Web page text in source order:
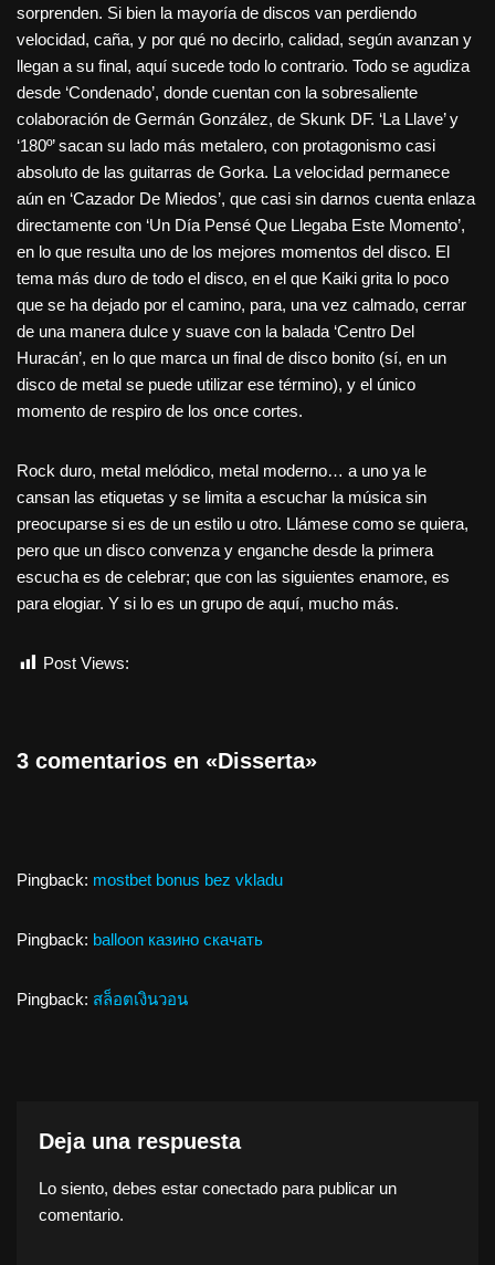
sorprenden. Si bien la mayoría de discos van perdiendo
velocidad, caña, y por qué no decirlo, calidad, según avanzan y
llegan a su final, aquí sucede todo lo contrario. Todo se agudiza
desde ‘Condenado’, donde cuentan con la sobresaliente
colaboración de Germán González, de Skunk DF. ‘La Llave’ y
‘180º’ sacan su lado más metalero, con protagonismo casi
absoluto de las guitarras de Gorka. La velocidad permanece
aún en ‘Cazador De Miedos’, que casi sin darnos cuenta enlaza
directamente con ‘Un Día Pensé Que Llegaba Este Momento’,
en lo que resulta uno de los mejores momentos del disco. El
tema más duro de todo el disco, en el que Kaiki grita lo poco
que se ha dejado por el camino, para, una vez calmado, cerrar
de una manera dulce y suave con la balada ‘Centro Del
Huracán’, en lo que marca un final de disco bonito (sí, en un
disco de metal se puede utilizar ese término), y el único
momento de respiro de los once cortes.
Rock duro, metal melódico, metal moderno… a uno ya le
cansan las etiquetas y se limita a escuchar la música sin
preocuparse si es de un estilo u otro. Llámese como se quiera,
pero que un disco convenza y enganche desde la primera
escucha es de celebrar; que con las siguientes enamore, es
para elogiar. Y si lo es un grupo de aquí, mucho más.
Post Views:
3 comentarios en «Disserta»
Pingback: mostbet bonus bez vkladu
Pingback: balloon казино скачать
Pingback: สล็อตเงินวอน
Deja una respuesta
Lo siento, debes estar conectado para publicar un
comentario.